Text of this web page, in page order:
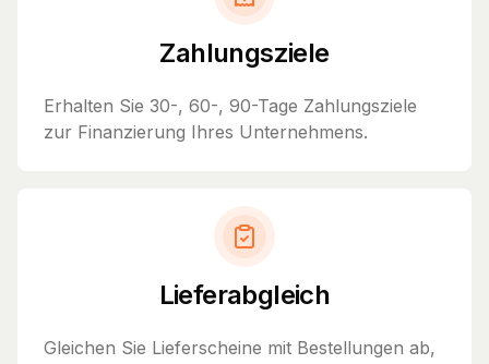
Zahlungsziele
Erhalten Sie 30-, 60-, 90-Tage Zahlungsziele
zur Finanzierung Ihres Unternehmens.
Lieferabgleich
Gleichen Sie Lieferscheine mit Bestellungen ab,